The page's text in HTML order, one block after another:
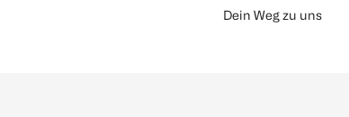
Dein Weg zu uns